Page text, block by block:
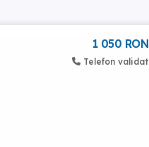
1 050 RON
Telefon validat